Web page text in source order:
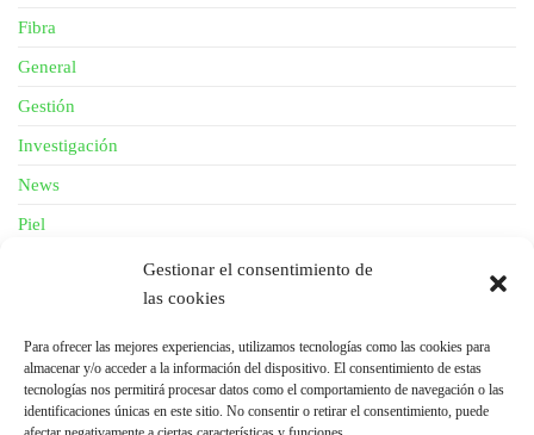
Gestionar el consentimiento de
las cookies
Para ofrecer las mejores experiencias, utilizamos tecnologías como las cookies para
almacenar y/o acceder a la información del dispositivo. El consentimiento de estas
tecnologías nos permitirá procesar datos como el comportamiento de navegación o las
identificaciones únicas en este sitio. No consentir o retirar el consentimiento, puede
Fibra
General
Gestión
Investigación
News
Piel
Acceder
Feed de entradas